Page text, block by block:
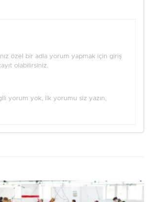
özel bir adla yorum yapmak için giriş
olabilirsiniz.
yorum yok, ilk yorumu siz yazın,